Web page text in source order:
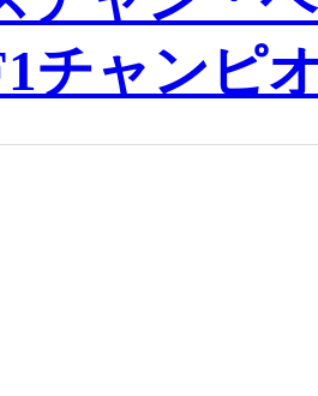
チャンピ